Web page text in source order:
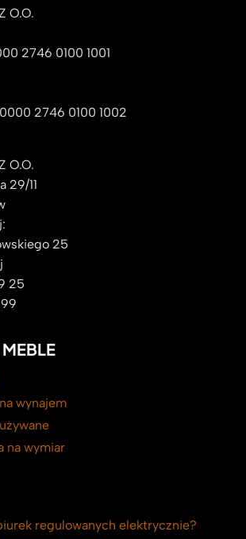
O.O.
2746 0100 1001
0000 2746 0100 1002
O.O.
29/11
25
25
wynajem
na wymiar
regulowanych elektrycznie?